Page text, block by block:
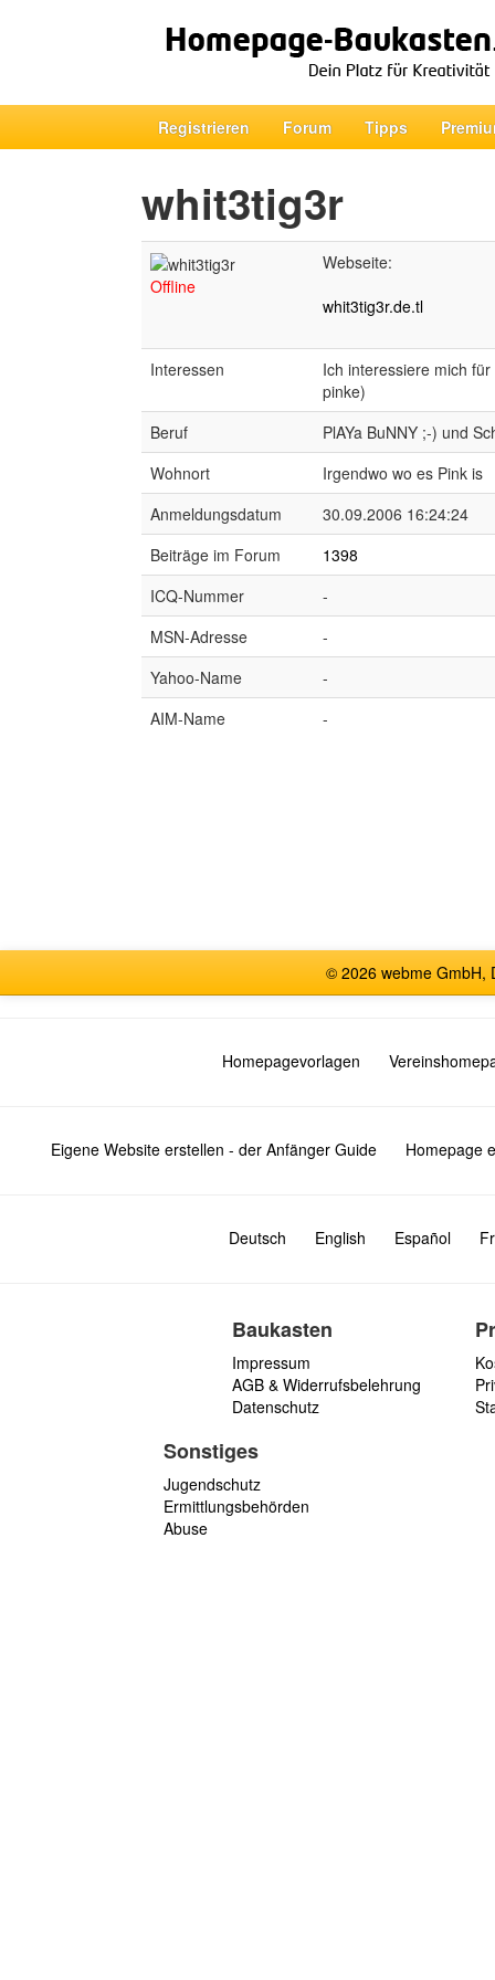
Registrieren Forum Tipps
whit3tig3r
Offline
Webseite:
whit3tig3r.de.tl
Interessen
Ich interessiere mich
pinke)
Beruf
PlAYa BuNNY ;-) und
Wohnort
Irgendwo wo es Pink is
Anmeldungsdatum
30.09.2006 16:24:24
Beiträge im Forum
1398
ICQ-Nummer
-
MSN-Adresse
-
Yahoo-Name
-
AIM-Name
-
© 2026 webme GmbH,
Homepagevorlagen
Eigene Website erstellen - der Anfänger Guide Homepage
Deutsch English Español
Baukasten
Impressum
AGB & Widerrufsbelehrung
Datenschutz
Sonstiges
Jugendschutz
Ermittlungsbehörden
Abuse